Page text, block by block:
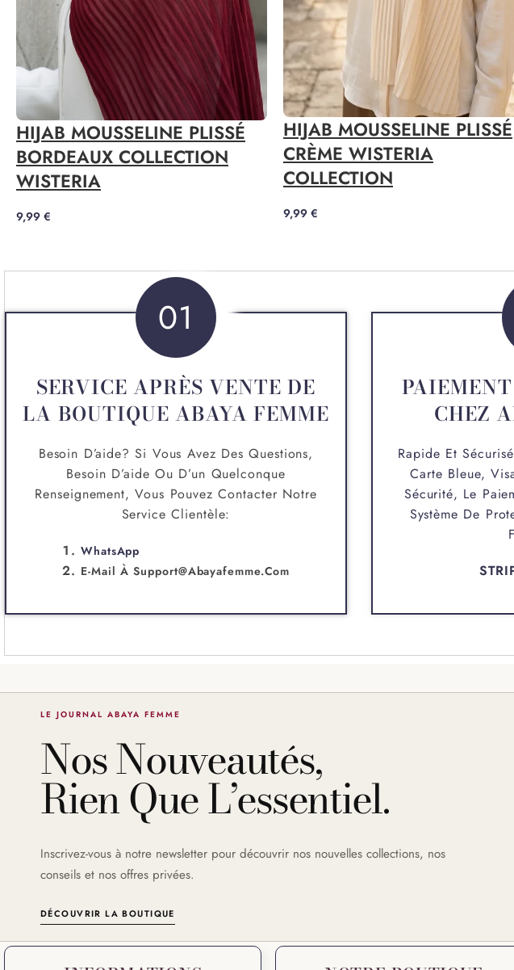
HIJAB MOUSSELINE PLISSÉ
BORDEAUX COLLECTION
WISTERIA
9,99 €
HIJAB MOUSSELINE PLISSÉ
CRÈME WISTERIA
COLLECTION
9,99 €
01
SERVICE APRÈS VENTE DE
LA BOUTIQUE ABAYA FEMME
Besoin D’aide? Si Vous Avez Des Questions,
Besoin D’aide Ou D’un Quelconque
Renseignement, Vous Pouvez Contacter Notre
Service Clientèle:
WhatsApp
E-Mail ÀSupport@abayafemme.com
CHEZ
Rapide Et
Carte Bleue,
Sécurité, Le
Système De
LE JOURNAL ABAYA FEMME
Nos Nouveautés,
Rien Que L’essentiel.
Inscrivez-vous à notre newsletter pour découvrir nos nouvelles collections, nos
conseils et nos offres privées.
DÉCOUVRIR LA BOUTIQUE